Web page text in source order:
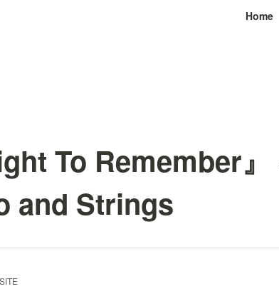
Home
To Remember
and Strings